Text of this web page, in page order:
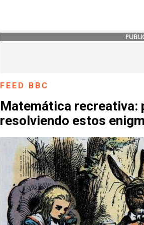
FEED BBC
Matemática recreativa:
resolviendo estos